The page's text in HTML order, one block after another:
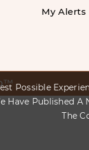
Possible
Have Published
The
My Alerts